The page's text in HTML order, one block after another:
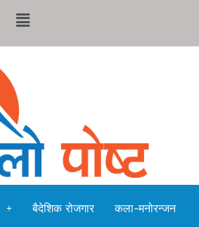
बैदेशिक रोजगार कला-मनोरन्जन